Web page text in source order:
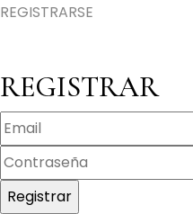
REGISTRARSE
REGISTRAR